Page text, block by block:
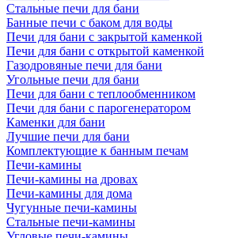
Стальные печи для бани
Банные печи с баком для воды
Печи для бани с закрытой каменкой
Печи для бани с открытой каменкой
Газодровяные печи для бани
Угольные печи для бани
Печи для бани с теплообменником
Печи для бани с парогенератором
Каменки для бани
Лучшие печи для бани
Комплектующие к банным печам
Печи-камины
Печи-камины на дровах
Печи-камины для дома
Чугунные печи-камины
Стальные печи-камины